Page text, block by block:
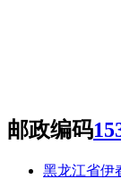
邮政编码
黑龙江省伊